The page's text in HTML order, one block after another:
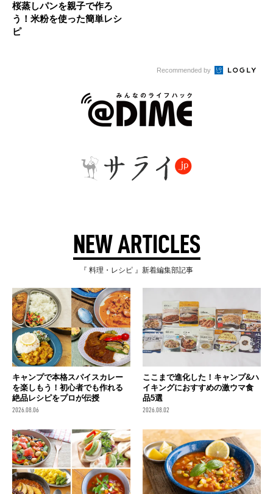
桜蒸しパンを親子で作ろ
う！米粉を使った簡単レシ
ピ
Recommended by
NEW ARTICLES
『 料理・レシピ 』新着編集部記事
キャンプで本格スパイスカレー
を楽しもう！初心者でも作れる
絶品レシピをプロが伝授
2026.08.06
ここまで進化した！キャンプ&ハ
イキングにおすすめの激ウマ食
品5選
2026.08.02